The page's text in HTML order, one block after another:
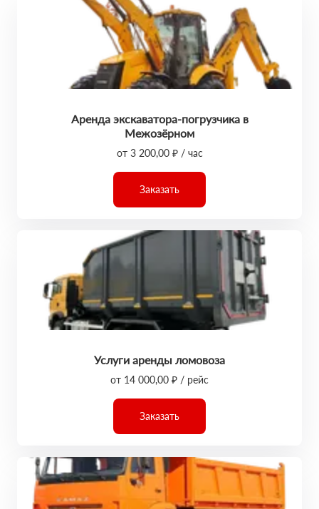
Аренда экскаватора-погрузчика в
Межозёрном
от 3 200,00 ₽ / час
Заказать
Услуги аренды ломовоза
от 14 000,00 ₽ / рейс
Заказать